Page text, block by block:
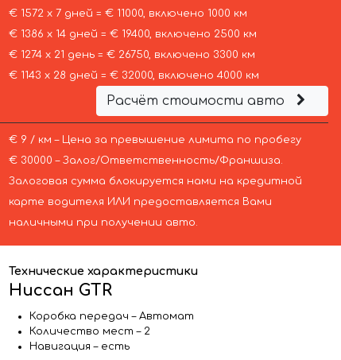
€ 1572 х 7 дней = € 11000, включено 1000 км
€ 1386 х 14 дней = € 19400, включено 2500 км
€ 1274 х 21 день = € 26750, включено 3300 км
€ 1143 х 28 дней = € 32000, включено 4000 км
Расчёт стоимости авто
€ 9 / км – Цена за превышение лимита по пробегу
€ 30000 – Залог/Ответственность/Франшиза.
Залоговая сумма блокируется нами на кредитной
карте водителя ИЛИ предоставляется Вами
наличными при получении авто.
Технические характеристики
Ниссан GTR
Коробка передач – Автомат
Количество мест – 2
Навигация – есть